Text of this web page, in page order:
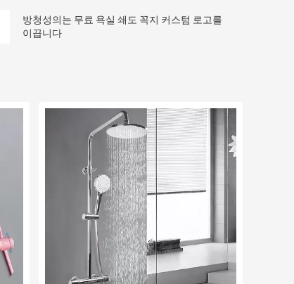
방청성의는 무료 욕실 쇄도 꼭지 커스텀 로고를
이끕니다